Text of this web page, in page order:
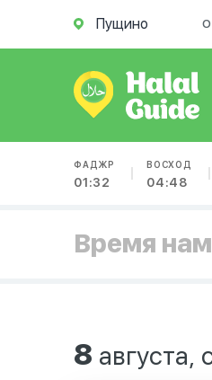
Пущино О
ФАДЖР
01:32
ВОСХОД
04:48
Время
8 августа,